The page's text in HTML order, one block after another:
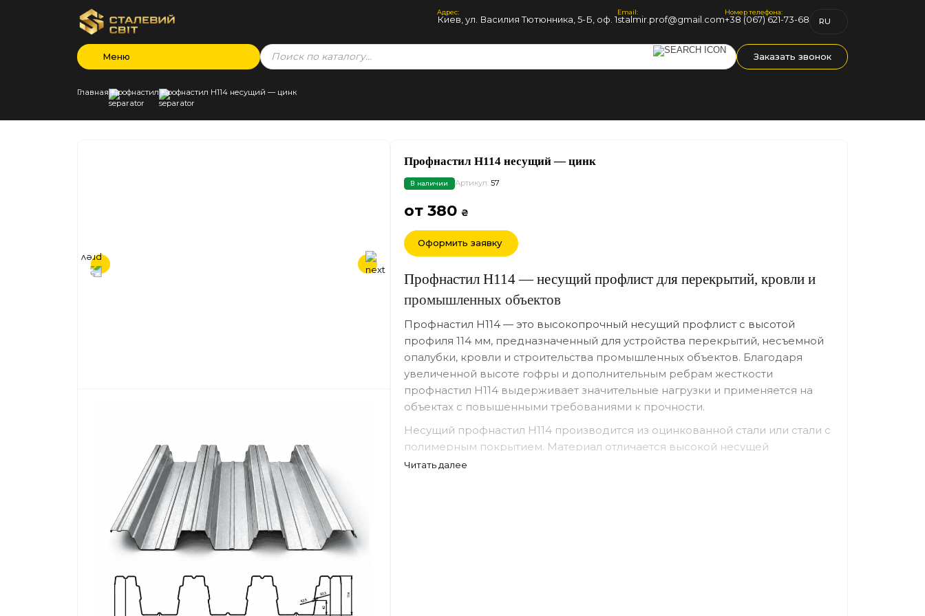
Адрес:
Киев, ул. Василия Тютюнника, 5-Б, оф. 1
Email:
stalmir.prof@gmail.com
Номер телефона:
+38 (067) 621-73-68
RU
Меню
Products
search
Заказать звонок
Главная Профнастил Профнастил Н114 несущий — цинк
Профнастил Н114 несущий — цинк
В наличии Артикул: 57
от 380₴
Оформить заявку
Профнастил Н114 — несущий профлист для перекрытий, кровли и
промышленных объектов
Профнастил Н114 — это высокопрочный несущий профлист с высотой
профиля 114 мм, предназначенный для устройства перекрытий, несъемной
опалубки, кровли и строительства промышленных объектов. Благодаря
увеличенной высоте гофры и дополнительным ребрам жесткости
профнастил Н114 выдерживает значительные нагрузки и применяется на
объектах с повышенными требованиями к прочности.
Несущий профнастил Н114 производится из оцинкованной стали или стали с
полимерным покрытием. Материал отличается высокой несущей
способностью, устойчивостью к коррозии и длительным сроком
Читать далее